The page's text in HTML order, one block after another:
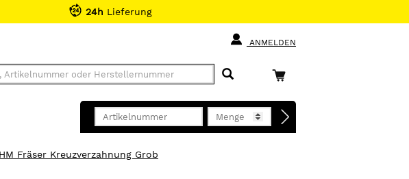
24h Lieferung
ANMELDEN
HM Fräser Kreuzverzahnung Grob